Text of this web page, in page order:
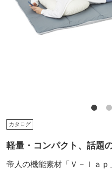
カタログ
軽量・コンパクト、話題
帝人の機能素材「Ｖ－ｌａ